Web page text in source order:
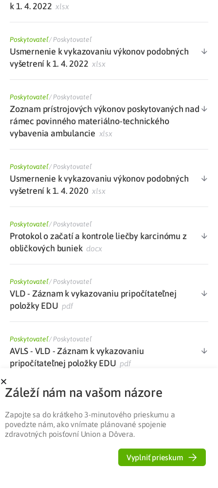
k 1. 4. 2022 xlsx
Poskytovateľ/Poskytovateľ
Usmernenie k vykazovaniu výkonov podobných
vyšetrení k 1. 4. 2022 xlsx
Poskytovateľ/Poskytovateľ
Zoznam prístrojových výkonov poskytovaných nad
rámec povinného materiálno-technického
vybavenia ambulancie xlsx
Poskytovateľ/Poskytovateľ
Usmernenie k vykazovaniu výkonov podobných
vyšetrení k 1. 4. 2020 xlsx
Poskytovateľ/Poskytovateľ
Protokol o začatí a kontrole liečby karcinómu z
obličkových buniekdocx
Poskytovateľ/Poskytovateľ
VLD - Záznam k vykazovaniu pripočítateľnej
položky EDU pdf
Poskytovateľ/Poskytovateľ
AVLS - VLD - Záznam k vykazovaniu
pripočítateľnej položky EDU pdf
Poskytovateľ/Poskytovateľ
pacienta v diabetologickej ambulanciidocx
Zoznam kategorizovaného ŠZM s maximálne
Záleží nám na vašom názore
Zapojte sa do krátkeho 3-minutového prieskumu a
povedzte nám, ako vnímate plánované spojenie
zdravotných poisťovní Union a Dôvera.
Vyplniť prieskum